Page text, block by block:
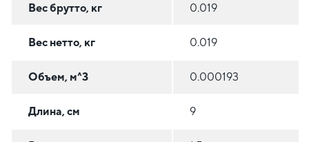
Вес брутто, кг 0.019
Вес нетто, кг 0.019
Объем, м^3 0.000193
Длина, см 9